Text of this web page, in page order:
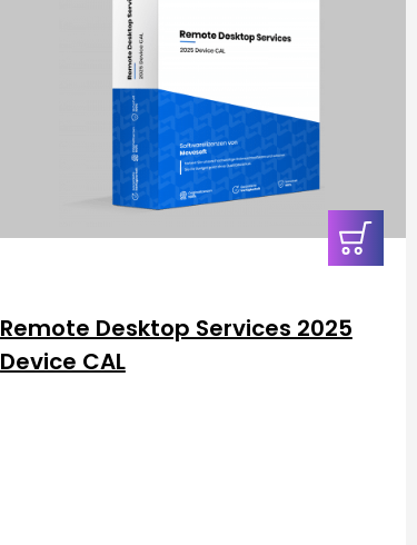
Remote Desktop Services 2025
Device CAL
In den
Warenkorb